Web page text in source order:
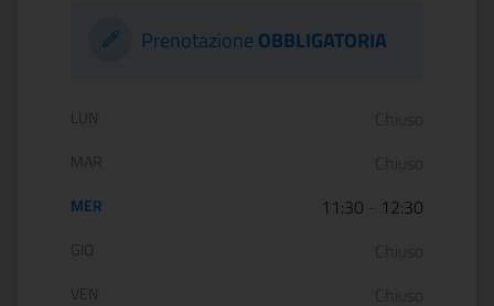
Prenotazione OBBLIGATORIA
Orario di apertura:
LUN
MAR
MER 11:30 12:30
GIO
VEN